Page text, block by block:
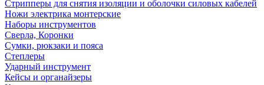
Стрипперы для снятия изоляции и оболочки силовых кабелей
Ножи электрика монтерские
Наборы инструментов
Сверла, Коронки
Сумки, рюкзаки и пояса
Степлеры
Ударный инструмент
Кейсы и органайзеры